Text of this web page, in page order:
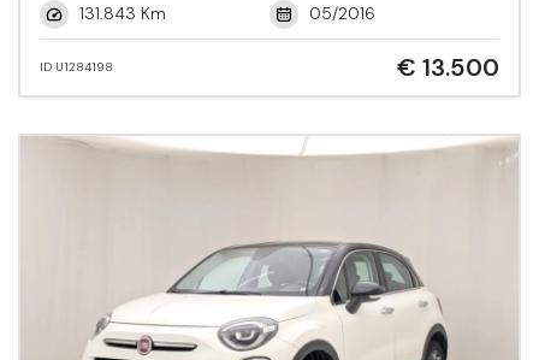
131.843 Km
05/2016
ID U1284198 € 13.500